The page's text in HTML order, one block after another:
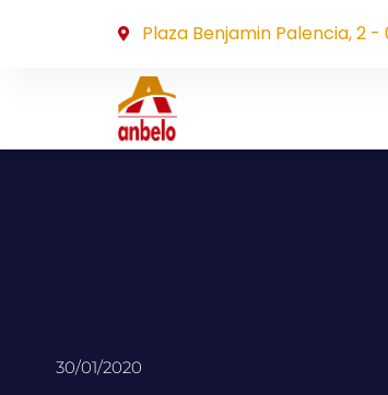
Plaza Benjamin Palencia, 2
30/01/2020